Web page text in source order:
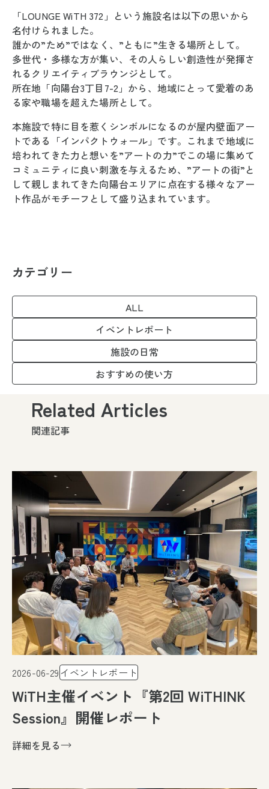
「LOUNGE WiTH 372」という施設名は以下の思いから
名付けられました。
誰かの”ため”ではなく、”ともに”生きる場所として。
多世代・多様な方が集い、その人らしい創造性が発揮さ
れるクリエイティブラウンジとして。
所在地「向陽台3丁目7-2」から、地域にとって愛着のあ
る家や職場を超えた場所として。
本施設で特に目を惹くシンボルになるのが屋内壁面アー
トである「インパクトウォール」です。これまで地域に
培われてきた力と想いを”アートの力”でこの場に集めて
コミュニティに良い刺激を与えるため、”アートの街”と
して親しまれてきた向陽台エリアに点在する様々なアー
ト作品がモチーフとして盛り込まれています。
カテゴリー
ALL
イベントレポート
施設の日常
おすすめの使い方
Related Articles
関連記事
2026-06-29イベントレポート
WiTH主催イベント『第2回 WiTHINK
Session』開催レポート
詳細を見る